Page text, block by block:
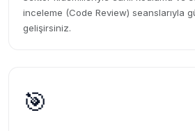
inceleme (Code Review) seanslarıyla
gelişirsiniz.
🎯